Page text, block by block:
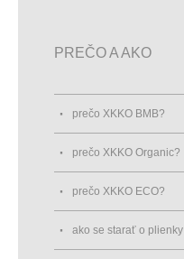
PREČO A AKO
prečo XKKO BMB?
prečo XKKO Organic?
prečo XKKO ECO?
ako se starať o plienky